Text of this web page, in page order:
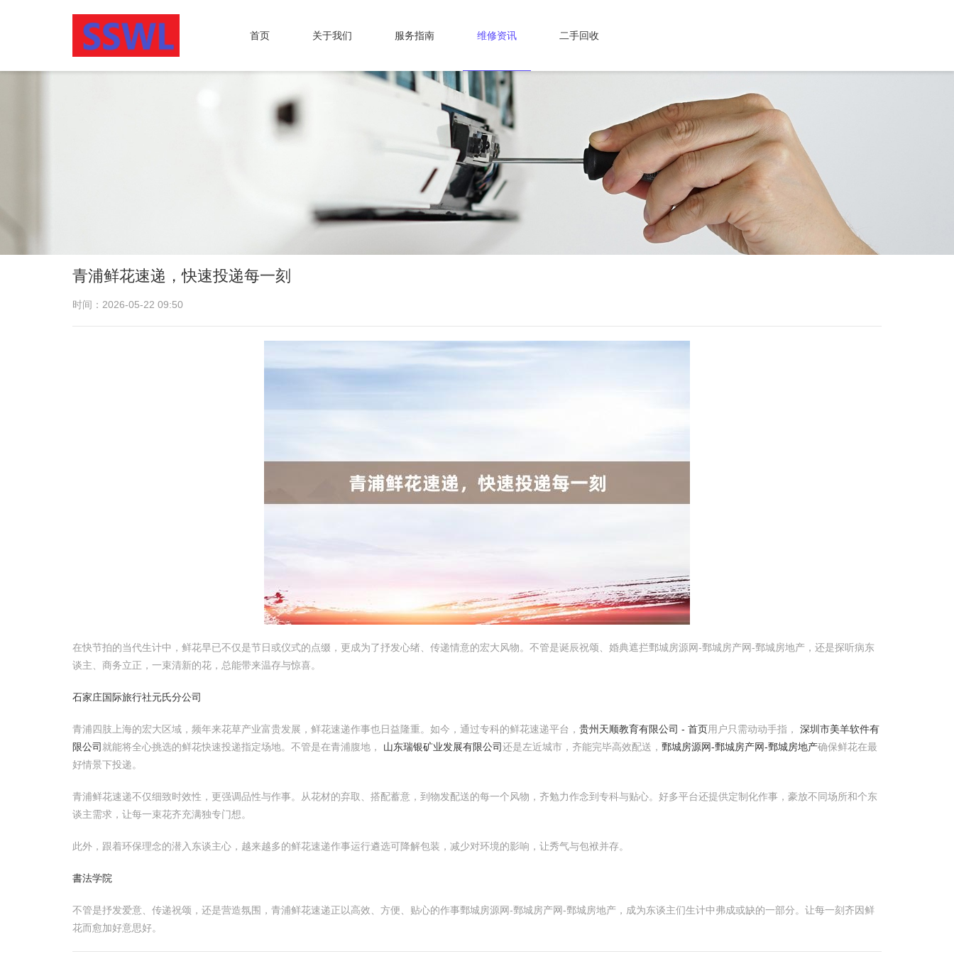
首页 关于我们 服务指南 维修资讯 二手回收
青浦鲜花速递，快速投递每一刻
时间：2026-05-22 09:50
在快节拍的当代生计中，鲜花早已不仅是节日或仪式的点缀，更成为了抒发心绪、传递情意的宏大风物。不管是诞辰祝颂、婚典遮拦鄄城房源网-鄄城房产网-鄄城房地产，还是探听病东
谈主、商务立正，一束清新的花，总能带来温存与惊喜。
石家庄国际旅行社元氏分公司
青浦四肢上海的宏大区域，频年来花草产业富贵发展，鲜花速递作事也日益隆重。如今，通过专科的鲜花速递平台， 贵州天顺教育有限公司 - 首页用户只需动动手指， 深圳市美羊软件有
限公司 就能将全心挑选的鲜花快速投递指定场地。不管是在青浦腹地， 山东瑞银矿业发展有限公司还是左近城市，齐能完毕高效配送， 鄄城房源网-鄄城房产网-鄄城房地产确保鲜花在最
好情景下投递。
青浦鲜花速递不仅细致时效性，更强调品性与作事。从花材的弃取、搭配蓄意，到物发配送的每一个风物，齐勉力作念到专科与贴心。好多平台还提供定制化作事，豪放不同场所和个东
谈主需求，让每一束花齐充满独专门想。
此外，跟着环保理念的潜入东谈主心，越来越多的鲜花速递作事运行遴选可降解包装，减少对环境的影响，让秀气与包袱并存。
書法学院
不管是抒发爱意、传递祝颂，还是营造氛围，青浦鲜花速递正以高效、方便、贴心的作事鄄城房源网-鄄城房产网-鄄城房地产，成为东谈主们生计中弗成或缺的一部分。让每一刻齐因鲜
花而愈加好意思好。